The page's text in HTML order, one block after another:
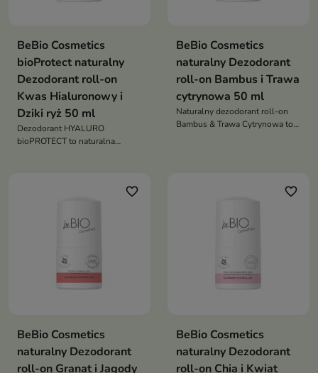
BeBio Cosmetics
bioProtect naturalny
Dezodorant roll-on
Kwas Hialuronowy i
Dziki ryż 50 ml
Dezodorant HYALURO
bioPROTECT to naturalna
BeBio Cosmetics
naturalny Dezodorant
roll-on Bambus i Trawa
cytrynowa 50 ml
Naturalny dezodorant roll-on
Bambus & Trawa Cytrynowa to
favorite_border
BeBio Cosmetics
naturalny Dezodorant
roll-on Granat i Jagody
favorite_border
BeBio Cosmetics
naturalny Dezodorant
roll-on Chia i Kwiat